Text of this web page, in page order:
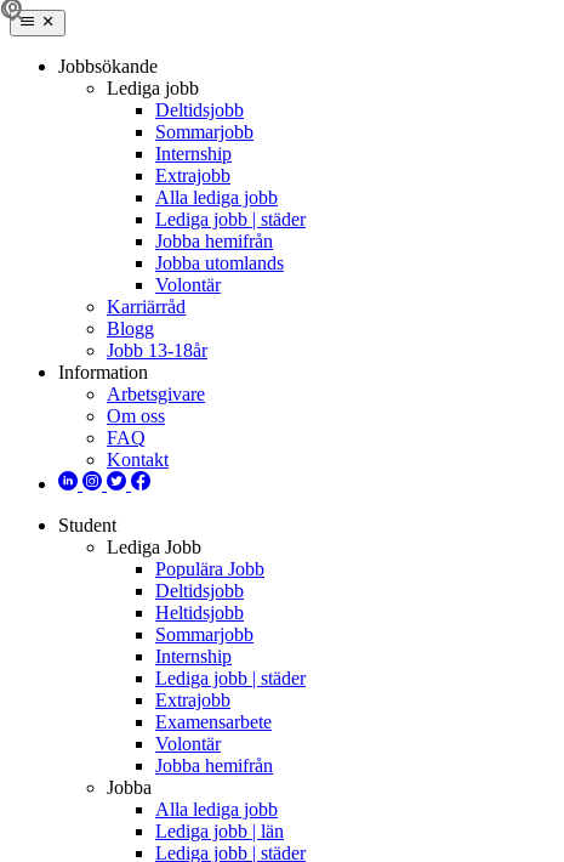
Jobbsökande
Lediga jobb
Deltidsjobb
Sommarjobb
Internship
Extrajobb
Alla lediga jobb
Lediga jobb | städer
Jobba hemifrån
Jobba utomlands
Volontär
Karriärråd
Blogg
Jobb 13-18år
Information
Arbetsgivare
Om oss
FAQ
Kontakt
Student
Lediga Jobb
Populära Jobb
Deltidsjobb
Heltidsjobb
Sommarjobb
Internship
Lediga jobb | städer
Extrajobb
Examensarbete
Volontär
Jobba hemifrån
Jobba
Alla lediga jobb
Lediga jobb | län
Lediga jobb | städer